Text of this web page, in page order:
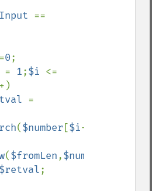
=0;
= 1;$i
($number [$i-
($fromLen,$numberLen
$retval;